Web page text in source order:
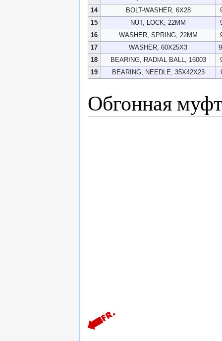
14
BOLT-WASHER, 6X28
15
NUT, LOCK, 22MM
16
WASHER, SPRING, 22MM
17
WASHER, 60X25X3
18
BEARING, RADIAL BALL, 16003
19
BEARING, NEEDLE, 35X42X23
Обгонная